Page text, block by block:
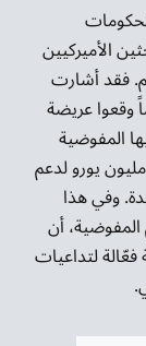
الأميركيين
فقد أشارت
إلى أن أكثر من 350 عالماً وقعوا عريضة
المفوضية
إلى إنشاء صندوق طوارئ بقيمة 750 مليون يورو لدعم
وفي هذا
أن
لتداعيات